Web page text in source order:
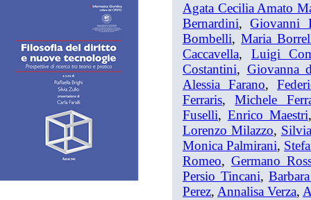
Agata Cecilia Amato
Bernardini,Giovanni
Bombelli,Maria
Caccavella, Luigi
Costantini, Giovanna
Alessia Farano,
Ferraris,Michele
Fuselli, Enrico Maestri
Lorenzo Milazzo,
Monica Palmirani,
Romeo, Germano
Persio Tincani,
Perez, Annalisa Verza,